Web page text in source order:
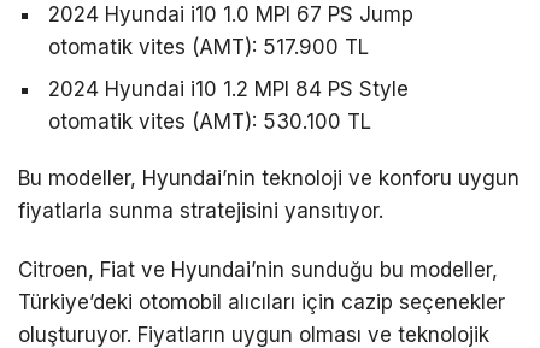
2024 Hyundai i10 1.0 MPI 67 PS Jump
otomatik vites (AMT): 517.900 TL
2024 Hyundai i10 1.2 MPI 84 PS Style
otomatik vites (AMT): 530.100 TL
Bu modeller, Hyundai’nin teknoloji ve konforu uygun
fiyatlarla sunma stratejisini yansıtıyor.
Citroen, Fiat ve Hyundai’nin sunduğu bu modeller,
Türkiye’deki otomobil alıcıları için cazip seçenekler
oluşturuyor. Fiyatların uygun olması ve teknolojik